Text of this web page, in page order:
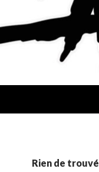
Rien de trouvé